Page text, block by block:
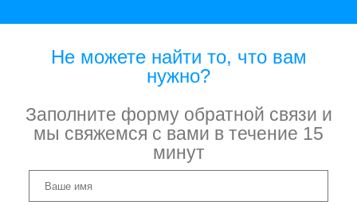
Не можете найти то, что вам
нужно?
Заполните форму обратной связи и
мы свяжемся с вами в течение 15
минут